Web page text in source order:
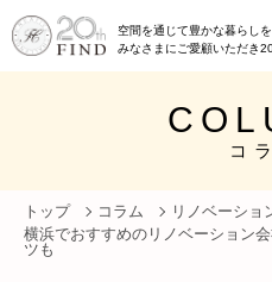
空間を通じて豊かな暮らし
みなさまにご愛顧いただき
コ
トップ コラム リノベーショ
横浜でおすすめのリノベーション
ツも